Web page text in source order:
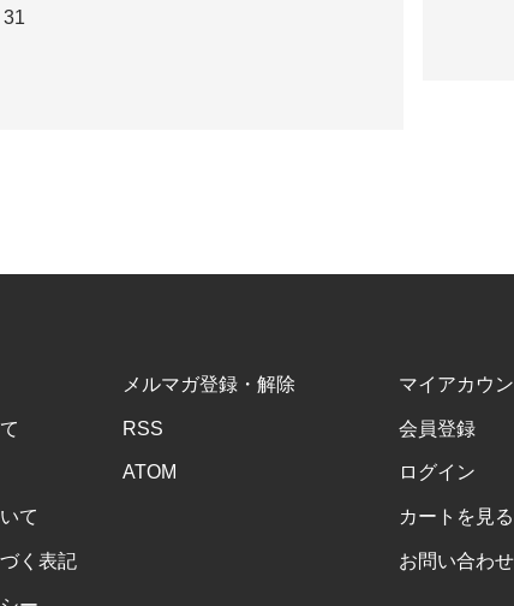
31
て
く表記
メルマガ登録・解除
RSS
ATOM
マイアカウ
会員登録
ログイン
カートを見る
お問い合わせ